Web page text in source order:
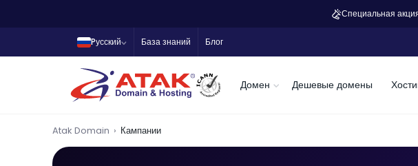
Специальная
Pусский База знаний Блог
Домен Дешевые домены
Atak Domain Кампании